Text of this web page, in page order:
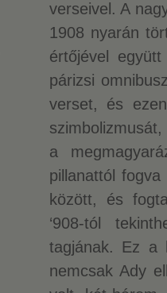
verseivel. A
1908 nyarán
értőjével
párizsi
verset, és
a
pillanattól
között, és
‘908-tól
tagjának. Ez a
nemcsak Ady